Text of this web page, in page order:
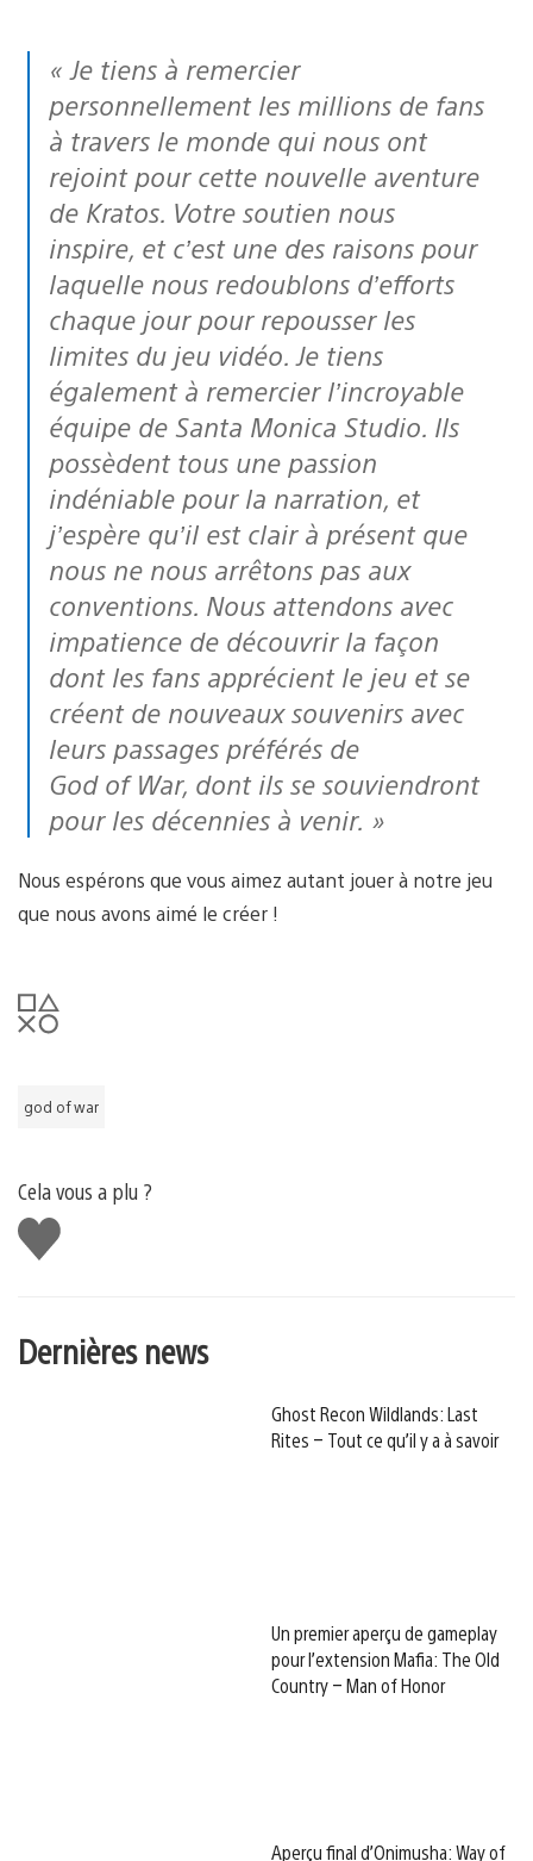
« Je tiens à remercier
personnellement les millions de fans
à travers le monde qui nous ont
rejoint pour cette nouvelle aventure
de Kratos. Votre soutien nous
inspire, et c’est une des raisons pour
laquelle nous redoublons d’efforts
chaque jour pour repousser les
limites du jeu vidéo. Je tiens
également à remercier l’incroyable
équipe de Santa Monica Studio. Ils
possèdent tous une passion
indéniable pour la narration, et
j’espère qu’il est clair à présent que
nous ne nous arrêtons pas aux
conventions. Nous attendons avec
impatience de découvrir la façon
dont les fans apprécient le jeu et se
créent de nouveaux souvenirs avec
leurs passages préférés de
God of War, dont ils se souviendront
pour les décennies à venir. »
Nous espérons que vous aimez autant jouer à notre jeu
que nous avons aimé le créer !
god of war
Cela vous a plu ?
J'aime
Dernières news
Ghost Recon Wildlands: Last
Rites – Tout ce qu’il y a à savoir
Un premier aperçu de gameplay
pour l’extension Mafia: The Old
Country – Man of Honor
Aperçu final d’Onimusha: Way of